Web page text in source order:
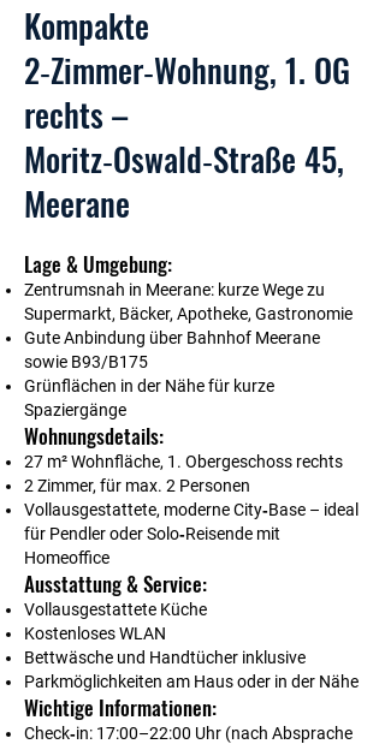
Kompakte
2‑Zimmer‑Wohnung, 1. OG
rechts –
Moritz‑Oswald‑Straße 45,
Meerane
Lage & Umgebung:
Zentrumsnah in Meerane: kurze Wege zu
Supermarkt, Bäcker, Apotheke, Gastronomie
Gute Anbindung über Bahnhof Meerane
sowie B93/B175
Grünflächen in der Nähe für kurze
Spaziergänge
Wohnungsdetails:
27 m² Wohnfläche, 1. Obergeschoss rechts
2 Zimmer, für max. 2 Personen
Vollausgestattete, moderne City‑Base – ideal
für Pendler oder Solo‑Reisende mit
Homeoffice
Ausstattung & Service:
Vollausgestattete Küche
Kostenloses WLAN
Bettwäsche und Handtücher inklusive
Parkmöglichkeiten am Haus oder in der Nähe
Wichtige Informationen:
Check‑in: 17:00–22:00 Uhr (nach Absprache